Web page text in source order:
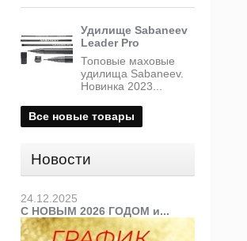
Удилище Sabaneev
Leader Pro
Топовые маховые
удилища Sabaneev.
Новинка 2023...
Все новые товары
Новости
24.12.2025
С НОВЫМ 2026 ГОДОМ и...